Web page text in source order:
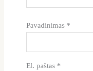
Pavadinimas *
El. paštas *